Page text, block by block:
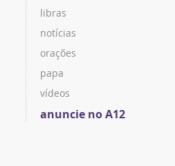
libras
notícias
orações
papa
vídeos
anuncie no A12